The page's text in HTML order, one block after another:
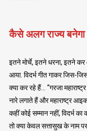
कैसे अलग राज्य बनेगा
इतने मोर्चे, इतने धरना, इतने
आया. विदर्भ गीत गाकर जिस-
क्या कर रहे हैं… “गरजा
नारे लगाते हैं और महाराष्ट्र
कहीं कोई सम्मान नहीं, विदर्भ का
तो क्या केवल सत्तासुख के नाम पर